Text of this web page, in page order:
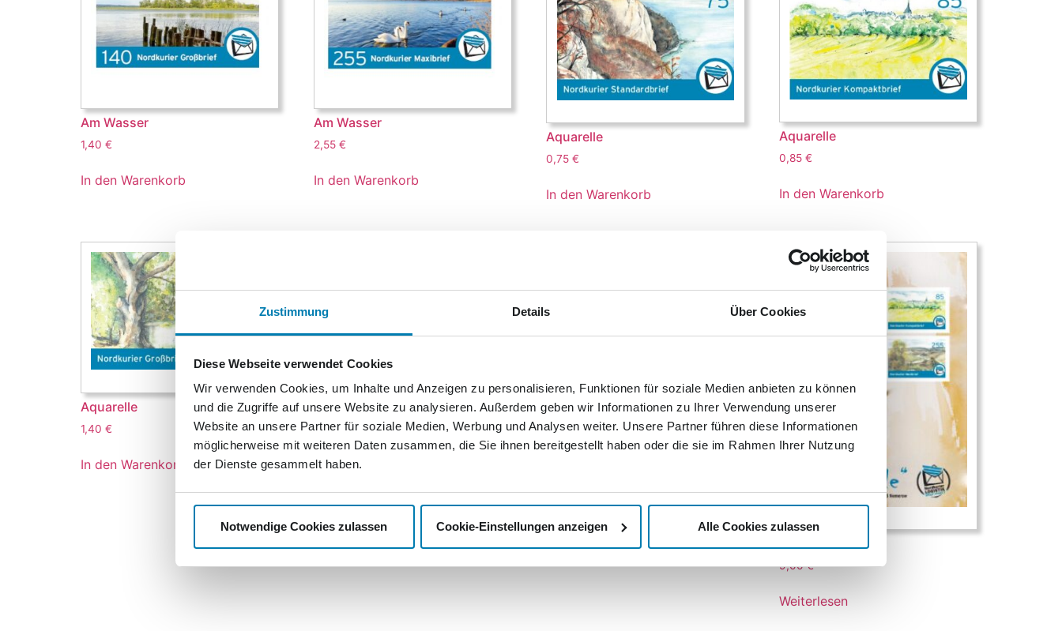
Zustimmung Details Über Cookies
Diese Webseite verwendet Cookies
Wir verwenden Cookies, um Inhalte und Anzeigen zu personalisieren, Funktionen für soziale Medien anbieten zu können
und die Zugriffe auf unsere Website zu analysieren. Außerdem geben wir Informationen zu Ihrer Verwendung unserer
Website an unsere Partner für soziale Medien, Werbung und Analysen weiter. Unsere Partner führen diese Informationen
möglicherweise mit weiteren Daten zusammen, die Sie ihnen bereitgestellt haben oder die sie im Rahmen Ihrer Nutzung
der Dienste gesammelt haben.
Notwendige Cookies zulassen Cookie-Einstellungen anzeigen Alle Cookies zulassen
Am Wasser
1,40 €
In den Warenkorb
Am Wasser
2,55 €
In den Warenkorb
Aquarelle
0,75€
In den Warenkorb
Aquarelle
0,85€
In den Warenkorb
Aquarelle
1,40 €
In den Warenkorb
Aquarelle
2,55€
In den Warenkorb
Aquarelle
9,00 €
In den Warenkorb
9,00€
Weiterlesen